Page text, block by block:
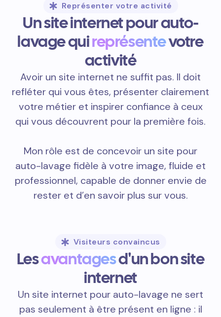
Représenter votre activité
Un site internet pour auto-
lavage quireprésentevotre
activité
Avoir un site internet ne suffit pas. Il doit
refléter qui vous êtes, présenter clairement
votre métier et inspirer confiance à ceux
qui vous découvrent pour la première fois.
Mon rôle est de concevoir un site pour
auto-lavage fidèle à votre image, fluide et
professionnel, capable de donner envie de
rester et d’en savoir plus sur vous.
Visiteurs convaincus
Lesavantagesd'un bon site
internet
Un site internet pour auto-lavage ne sert
pas seulement à être présent en ligne : il